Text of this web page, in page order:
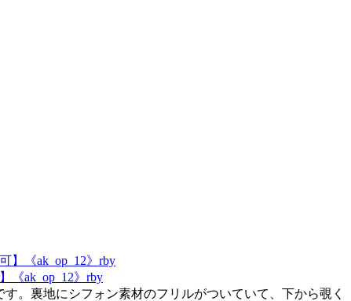
《ak_op_12》rby
。裏地にシフォン素材のフリルがついていて、下から覗く